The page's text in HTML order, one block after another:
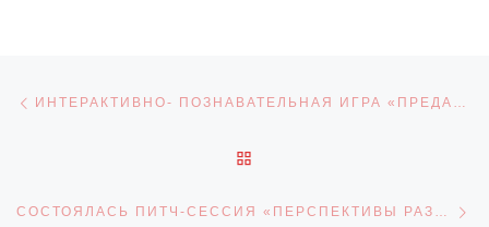
Навигация по записям ИНТЕРАКТИВНО- ПОЗНАВАТЕЛЬНАЯ ИГРА «ПРЕДАНЬЯ СТАРИНЫ ГЛУБОКОЙ»
СОСТОЯЛАСЬ ПИТЧ-СЕССИЯ «ПЕРСПЕКТИВЫ РАЗВИТИЯ ИННОВАЦИОННЫХ НАПРАВЛЕНИЙ ТЕХНИЧЕСКОГО ТВОРЧЕСТВА В ОБРАЗОВАТЕЛЬНЫХ ОРГАНИЗАЦИЯХ МУНИЦИПАЛИТЕТОВ С ИСПОЛЬЗОВАНИЕМ РЕСУРСОВ МОБИЛЬНОГО ТЕХНОПАРКА «КВАНТОРИУМ»